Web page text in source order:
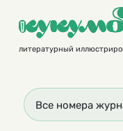
contentлитературный
Все номера